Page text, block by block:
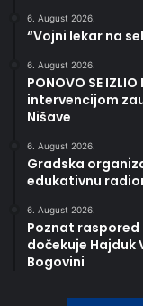
6. August 2026.
“Vojni lekar na
6. August 2026.
PONOVO SE
intervencijom
Nišave
6. August 2026.
Gradska
edukativnu
6. August 2026.
Poznat raspored
dočekuje Hajduk
Bogovini